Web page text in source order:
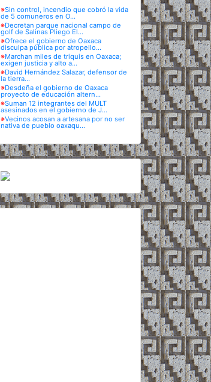
※Sin control, incendio que cobró la vida
de 5 comuneros en O...
※Decretan parque nacional campo de
golf de Salinas Pliego El...
※Ofrece el gobierno de Oaxaca
disculpa pública por atropello...
※Marchan miles de triquis en Oaxaca;
exigen justicia y alto a...
※David Hernández Salazar, defensor de
la tierra...
※Desdeña el gobierno de Oaxaca
proyecto de educación altern...
※Suman 12 integrantes del MULT
asesinados en el gobierno de J...
※Vecinos acosan a artesana por no ser
nativa de pueblo oaxaqu...